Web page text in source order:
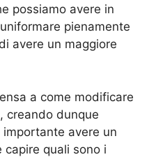
possiamo avere in
pienamente
avere un maggiore
a come modificare
creando dunque
avere un
capire quali sono i